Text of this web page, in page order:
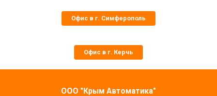
Офис в г. Симферополь
Офис в г. Керчь
ООО "Крым Автоматика"